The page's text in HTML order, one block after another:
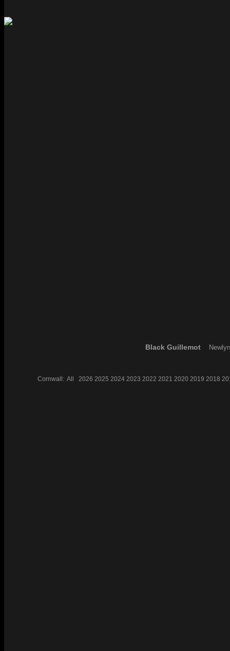
Black Guillemot
Cornwall: All 2026 2025 2024 2023 2022 2021 2020 2019 2018